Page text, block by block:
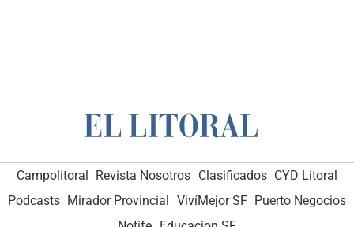
Campolitoral Revista Nosotros Clasificados CYD Litoral
Podcasts Mirador Provincial VivíMejor SF Puerto Negocios